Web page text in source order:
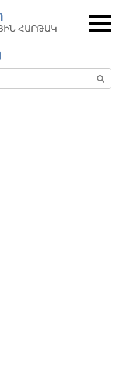
ՀԱՐԹԱԿ